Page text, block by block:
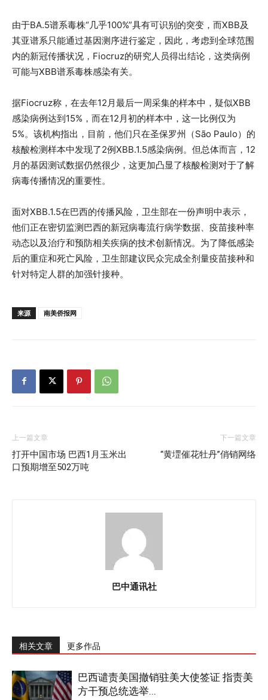
由于BA.5谱系毒株“几乎100%”具有可识别的突变，而XBB及
其亚谱系只能通过基因测序进行鉴定，因此，考虑到全球范围
内的新冠传播状况，Fiocruz的研究人员得出结论，这类病例
可能与XBB谱系毒株感染有关。
据Fiocruz称，在去年12月最后一周采集的样本中，疑似XBB
感染病例达到15%，而在12月初的样本中，这一比例仅为
5%。该机构指出，目前，他们只在圣保罗州（São Paulo）的
核酸检测样本中发现了2例XBB.1.5感染病例。但总体而言，12
月的基因测试数据仍然很少，这更加凸显了核酸检测对于了解
病毒传播情况的重要性。
面对XBB.1.5在巴西的传播风险，卫生部在一份声明中表示，
他们正在密切监测巴西的新冠病毒流行病学数据、疫苗接种率
动态以及治疗和预防相关疾病的技术创新情况。为了降低感染
后的重症和死亡风险，卫生部建议民众完成全剂量疫苗接种和
针对特定人群的加强针接种。
来源 南美侨报网
上一篇文章
打开中国市场 巴西1月玉米出
口预期增至502万吨
下一篇文章
“黄堽催花牡丹”俏销网络
巴中通讯社
相关文章 更多作品
巴西谴责美国撤销驻美大使签证 指责美
方干预总统选举...